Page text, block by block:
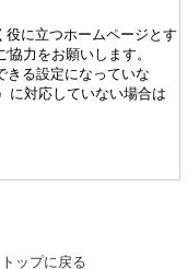
に立つホームページとす
協力をお願いします。
る設定になっていな
に対応していない場合は
トップに戻る